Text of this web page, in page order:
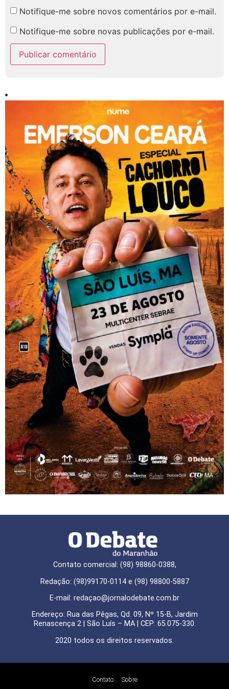
Notifique-me sobre novos comentários por e-mail.
Notifique-me sobre novas publicações por e-mail.
Contato comercial: (98) 98860-0388,
Redação: (98)99170-0114 e (98) 98800-5887
E-mail: redaçao@jornalodebate.com.br
Endereço: Rua das Pêgas, Qd. 09, Nº 15-B, Jardim
Renascença 2 | São Luís – MA | CEP: 65.075-330.
2020 todos os direitos reservados.
Contato Sobre